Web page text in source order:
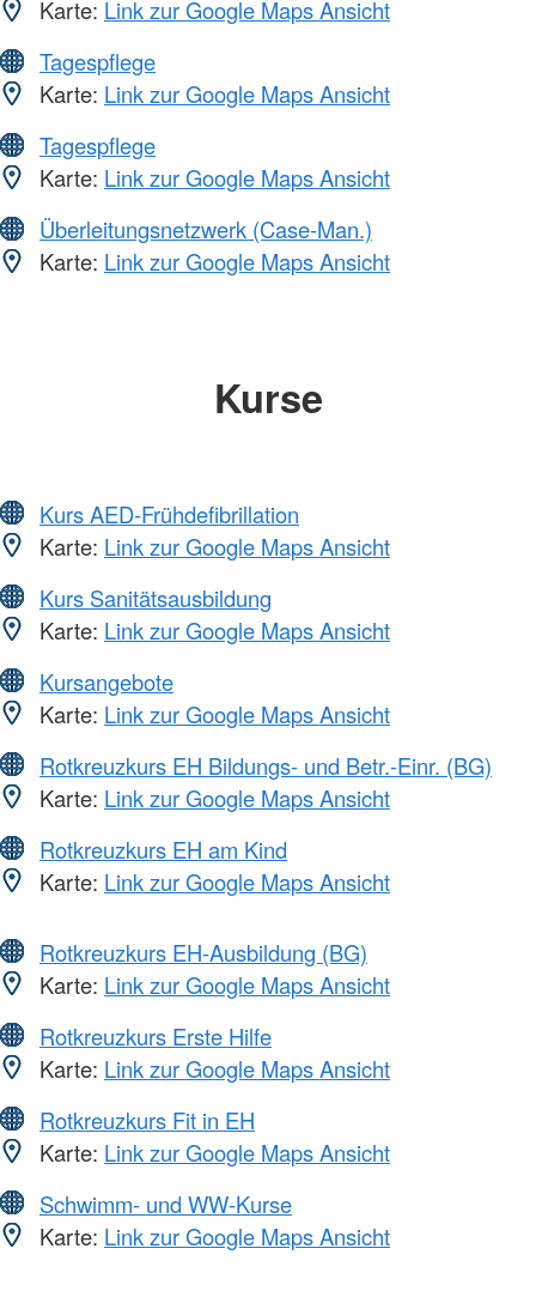
Karte: Link zur Google Maps Ansicht
Tagespflege
Karte: Link zur Google Maps Ansicht
Tagespflege
Karte: Link zur Google Maps Ansicht
Überleitungsnetzwerk (Case-Man.)
Karte: Link zur Google Maps Ansicht
Kurse
Kurs AED-Frühdefibrillation
Karte: Link zur Google Maps Ansicht
Kurs Sanitätsausbildung
Karte: Link zur Google Maps Ansicht
Kursangebote
Karte: Link zur Google Maps Ansicht
Rotkreuzkurs EH Bildungs- und Betr.-Einr. (BG)
Karte: Link zur Google Maps Ansicht
Rotkreuzkurs EH am Kind
Karte: Link zur Google Maps Ansicht
Rotkreuzkurs EH-Ausbildung (BG)
Karte: Link zur Google Maps Ansicht
Rotkreuzkurs Erste Hilfe
Karte: Link zur Google Maps Ansicht
Rotkreuzkurs Fit in EH
Karte: Link zur Google Maps Ansicht
Schwimm- und WW-Kurse
Karte: Link zur Google Maps Ansicht